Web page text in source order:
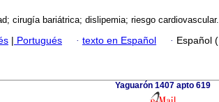
cirugía bariátrica; dislipemia; riesgo cardiovascular.
Portugués · texto en Español · Español (
Yaguarón 1407 apto 619